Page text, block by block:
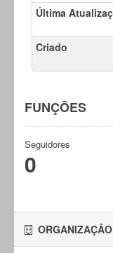
Última
Criado
FUNÇÕES
Seguidores
0
ORGANIZAÇÃO